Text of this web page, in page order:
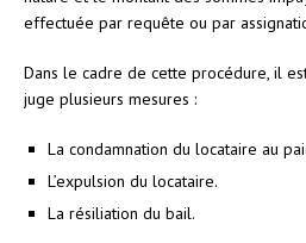
effectuée par requête ou par
Dans le cadre de cette procédure, il
juge plusieurs mesures :
La condamnation du locataire au
L’expulsion du locataire.
La résiliation du bail.